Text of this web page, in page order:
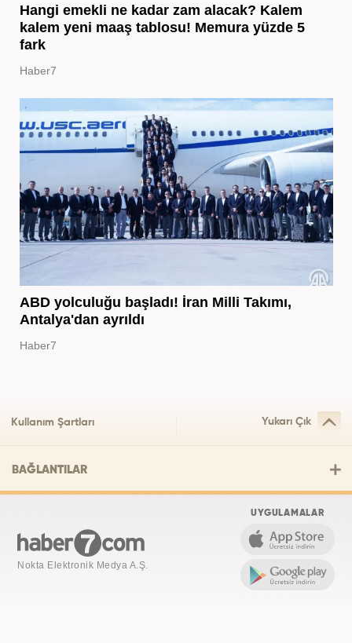
Hangi emekli ne kadar zam alacak? Kalem
kalem yeni maaş tablosu! Memura yüzde 5
fark
Haber7
ABD yolculuğu başladı! İran Milli Takımı,
Antalya'dan ayrıldı
Haber7
Kullanım Şartları Yukarı Çık
BAĞLANTILAR
Nokta Elektronik Medya A.Ş.
UYGULAMALAR